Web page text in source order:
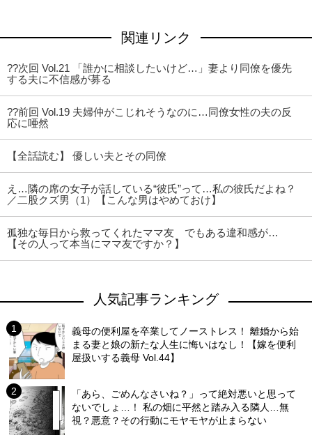
関連リンク
??次回 Vol.21 「誰かに相談したいけど…」妻より同僚を優先
する夫に不信感が募る
??前回 Vol.19 夫婦仲がこじれそうなのに…同僚女性の夫の反
応に唖然
【全話読む】 優しい夫とその同僚
え…隣の席の女子が話している“彼氏”って…私の彼氏だよね？
／二股クズ男（1）【こんな男はやめておけ】
孤独な毎日から救ってくれたママ友 でもある違和感が…
【その人って本当にママ友ですか？】
人気記事ランキング
義母の便利屋を卒業してノーストレス！ 離婚から始
まる妻と娘の新たな人生に悔いはなし！【嫁を便利
屋扱いする義母 Vol.44】
「あら、ごめんなさいね？」って絶対悪いと思って
ないでしょ…！ 私の畑に平然と踏み入る隣人…無
視？悪意？その行動にモヤモヤが止まらない